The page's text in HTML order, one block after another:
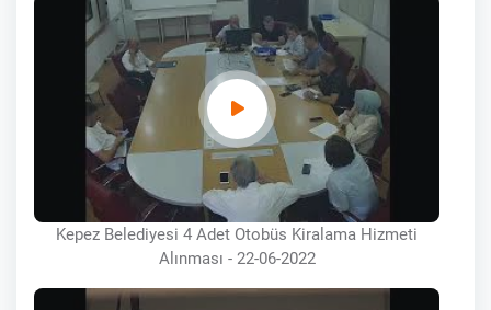
Kepez Belediyesi 4 Adet Otobüs Kiralama Hizmeti
Alınması - 22-06-2022